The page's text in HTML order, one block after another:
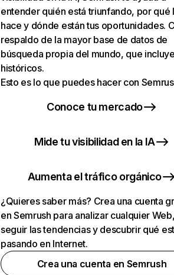
entender quién está triunfando, por qué
hace y dónde están tus oportunidades.
respaldo de la mayor base de datos de
búsqueda propia del mundo, que
históricos.
Esto es lo que puedes hacer con
Conoce tu mercado
Mide tu visibilidad en la IA
Aumenta el tráfico orgánico
¿Quieres saber más? Crea una cuenta
en Semrush para analizar cualquier
seguir las tendencias y descubrir qué
pasando en Internet.
Crea una cuenta en Semrush